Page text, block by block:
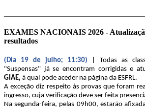
EXAMES NACIONAIS 2026 -
resultados
(Dia 19 de julho; 11:30)
| Todas as
"Suspensas" já se encontram corrigidas e
GIAE, à qual pode aceder na página da ESFRL.
A exceção diz respeito às provas que foram
ingresso, cuja verificação deve ser feita
Na segunda-feira, pelas 09h00, estarão